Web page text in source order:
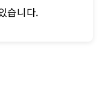
습니다.